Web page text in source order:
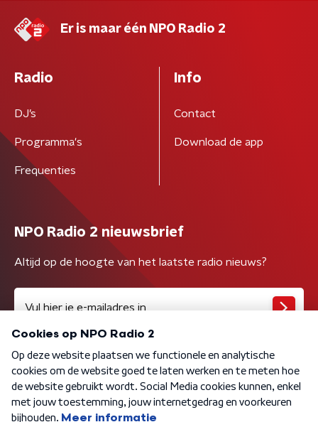
Er is maar één NPO Radio 2
Radio
DJ’s
Programma's
Frequenties
Info
Contact
Download de app
NPO Radio 2 nieuwsbrief
Altijd op de hoogte van het laatste radio nieuws?
Algemene voorwaarden